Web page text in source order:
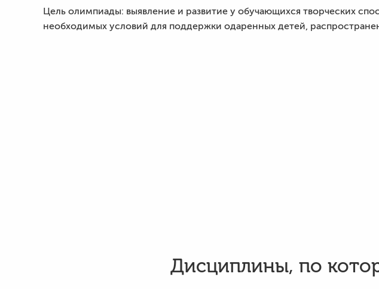
Цель олимпиады: выявление и развитие у обучающихся творческих
необходимых условий для поддержки одаренных детей,
Дисциплины, по